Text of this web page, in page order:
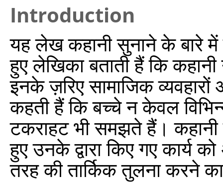
Introduction
यह लेख कहानी सुनाने के बारे में
हुए लेखिका बताती हैं कि
इनके ज़रिए सामाजिक
कहती हैं कि बच्चे न केवल
टकराहट भी समझते हैं। कहानी
हुए उनके द्वारा किए गए कार्य
तरह की तार्किक तुलना करने